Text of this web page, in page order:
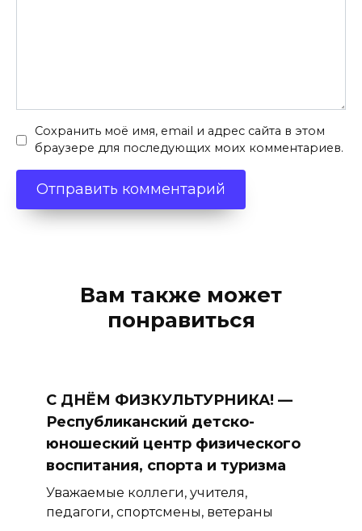
Сохранить моё имя, email и адрес сайта в этом
браузере для последующих моих комментариев.
Вам также может
понравиться
С ДНЁМ ФИЗКУЛЬТУРНИКА! —
Республиканский детско-
юношеский центр физического
воспитания, спорта и туризма
Уважаемые коллеги, учителя,
педагоги, спортсмены, ветераны